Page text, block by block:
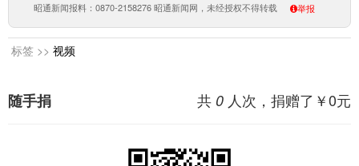
昭通新闻报料：0870-2158276 昭通新闻网，未经授权不得转载 举报
标签 >> 视频
共 0 人次，捐赠了￥0元
随手捐